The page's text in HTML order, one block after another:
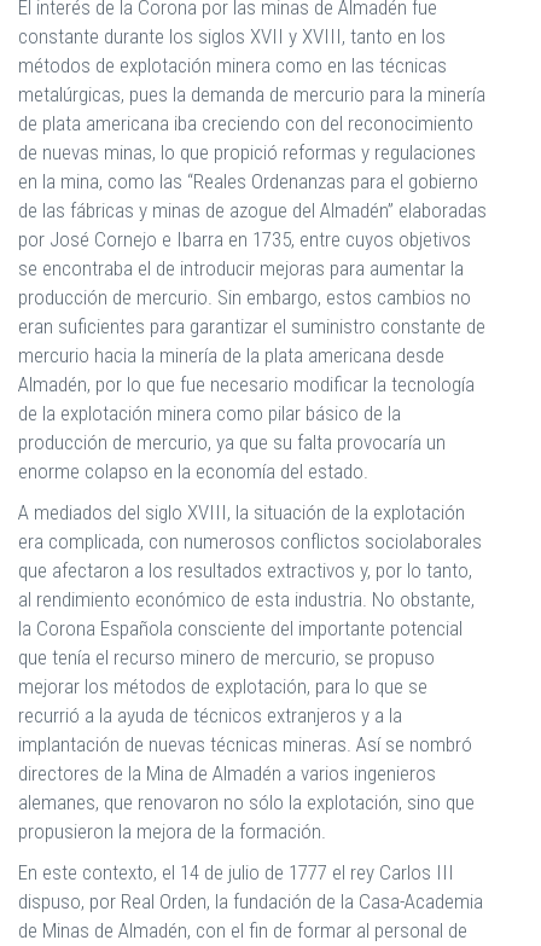
El interés de la Corona por las minas de Almadén fue
constante durante los siglos XVII y XVIII, tanto en los
métodos de explotación minera como en las técnicas
metalúrgicas, pues la demanda de mercurio para la minería
de plata americana iba creciendo con del reconocimiento
de nuevas minas, lo que propició reformas y regulaciones
en la mina, como las “Reales Ordenanzas para el gobierno
de las fábricas y minas de azogue del Almadén” elaboradas
por José Cornejo e Ibarra en 1735, entre cuyos objetivos
se encontraba el de introducir mejoras para aumentar la
producción de mercurio. Sin embargo, estos cambios no
eran suficientes para garantizar el suministro constante de
mercurio hacia la minería de la plata americana desde
Almadén, por lo que fue necesario modificar la tecnología
de la explotación minera como pilar básico de la
producción de mercurio, ya que su falta provocaría un
enorme colapso en la economía del estado.
A mediados del siglo XVIII, la situación de la explotación
era complicada, con numerosos conflictos sociolaborales
que afectaron a los resultados extractivos y, por lo tanto,
al rendimiento económico de esta industria. No obstante,
la Corona Española consciente del importante potencial
que tenía el recurso minero de mercurio, se propuso
mejorar los métodos de explotación, para lo que se
recurrió a la ayuda de técnicos extranjeros y a la
implantación de nuevas técnicas mineras. Así se nombró
directores de la Mina de Almadén a varios ingenieros
alemanes, que renovaron no sólo la explotación, sino que
propusieron la mejora de la formación.
En este contexto, el 14 de julio de 1777 el rey Carlos III
dispuso, por Real Orden, la fundación de la Casa-Academia
de Minas de Almadén, con el fin de formar al personal de